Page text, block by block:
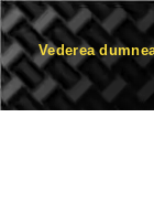
Vederea